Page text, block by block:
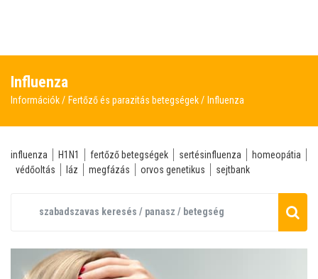
Influenza
Információk Fertőző és parazitás betegségek Influenza
influenza H1N1 fertőző betegségek sertésinfluenza
homeopátia
védőoltás
láz megfázás orvos genetikus sejtbank